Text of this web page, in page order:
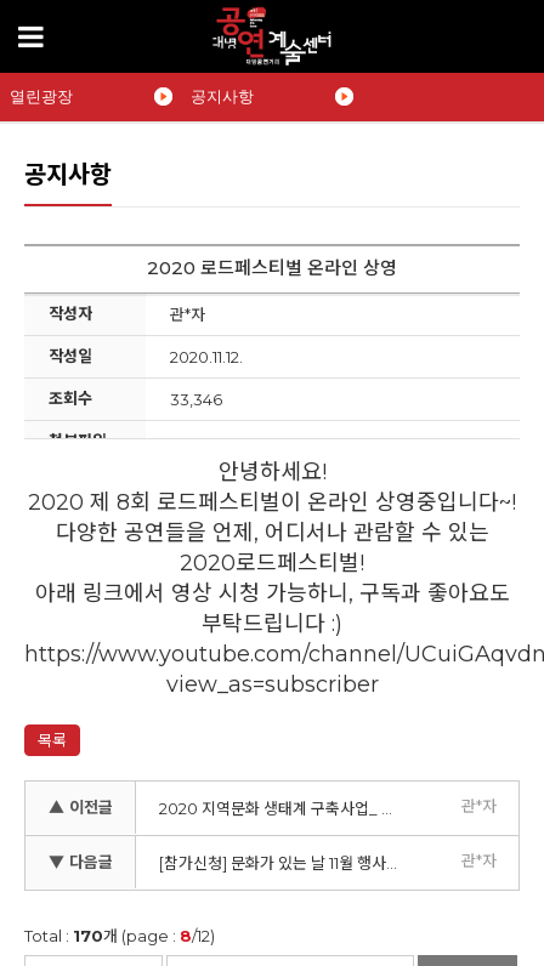
열린광장 공지사항
공지사항
2020 로드페스티벌 온라인 상영
작성자 관*자
작성일 2020.11.12.
조회수 33,346
첨부파일
안녕하세요!
2020 제 8회 로드페스티벌이 온라인 상영중입니다~!
다양한 공연들을 언제, 어디서나 관람할 수 있는
2020로드페스티벌!
아래 링크에서 영상 시청 가능하니, 구독과 좋아요도
부탁드립니다 :)
https://www.youtube.com/channel/
view_as=subscriber
목록
▲ 이전글 관*자
▼ 다음글 관*자
Total : 170개 (page : 8/12)